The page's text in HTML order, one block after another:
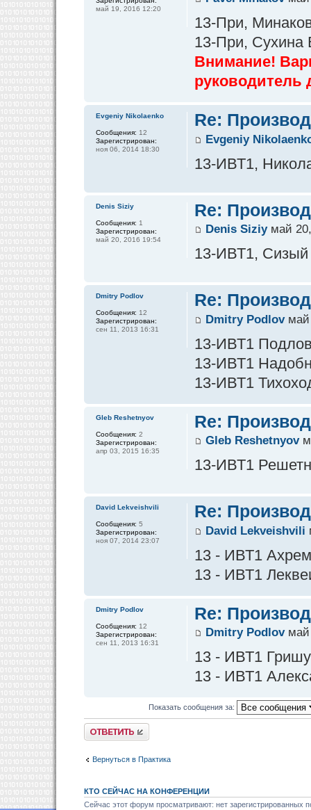
13-При,
13-При, Сухина
Внимание!
руководитель
май 19, 2016 12:20
Re:
Evgeniy
13-ИВТ1,
Evgeniy Nikolaenko
Сообщения: 12
Зарегистрирован:
ноя 06, 2014 18:30
Re:
Denis Siziyмай 20,
13-ИВТ1, Сизый
Denis Siziy
Сообщения: 1
Зарегистрирован:
май 20, 2016 19:54
Re:
Dmitry Podlovмай
13-ИВТ1
13-ИВТ1
13-ИВТ1
Dmitry Podlov
Сообщения: 12
Зарегистрирован:
сен 11, 2013 16:31
Re:
Gleb Reshetnyov
13-ИВТ1
Gleb Reshetnyov
Сообщения: 2
Зарегистрирован:
апр 03, 2015 16:35
Re:
David Lekveishvili
13 - ИВТ1
13 - ИВТ1
David Lekveishvili
Сообщения: 5
Зарегистрирован:
ноя 07, 2014 23:07
Re:
Dmitry Podlovмай
13 - ИВТ1
13 - ИВТ1
Dmitry Podlov
Сообщения: 12
Зарегистрирован:
сен 11, 2013 16:31
Показать сообщения за:
Ответить
Вернуться в Практика
КТО СЕЙЧАС НА КОНФЕРЕНЦИИ
Сейчас этот форум просматривают: нет зарегистрированных